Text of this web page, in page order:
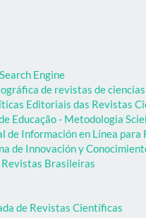
Engine
de revistas de
Editoriais das Revistas
Educação - Metodologia
de Información en Línea
de Innovación y
Revistas Brasileiras
de Revistas Científicas